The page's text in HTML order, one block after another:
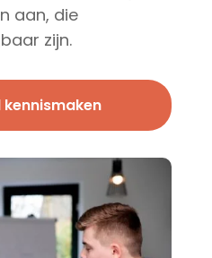
aan, die
zijn.